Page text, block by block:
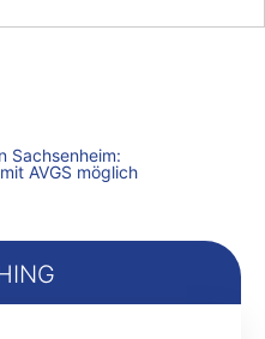
Sachsenheim:
AVGS möglich